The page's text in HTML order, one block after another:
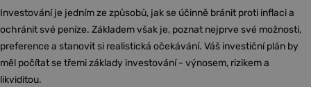
Investování je jedním ze způsobů, jak se účinně bránit proti inflaci a
ochránit své peníze. Základem však je, poznat nejprve své možnosti,
preference a stanovit si realistická očekávání. Váš investiční plán by
měl počítat se třemi základy investování - výnosem, rizikem a
likviditou.